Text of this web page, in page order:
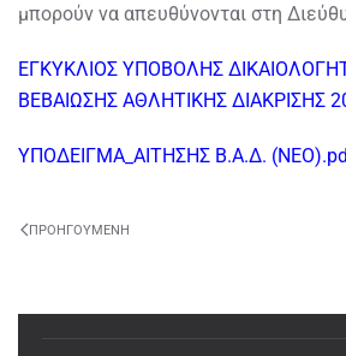
μπορούν να απευθύνονται στη
ΕΓΚΥΚΛΙΟΣ ΥΠΟΒΟΛΗΣ
ΒΕΒΑΙΩΣΗΣ ΑΘΛΗΤΙΚΗΣ ΔΙΑΚΡΙΣΗΣ
ΥΠΟΔΕΙΓΜΑ_ΑΙΤΗΣΗΣ Β.Α.Δ.
ΠΡΟΗΓΟΎΜΕΝΗ